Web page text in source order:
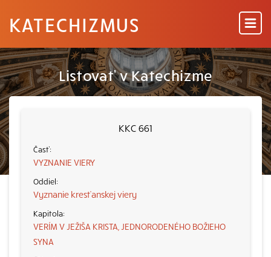
KATECHIZMUS
Listovať v Katechizme
KKC 661
VYZNANIE VIERY
Vyznanie kresťanskej viery
VERÍM V JEŽIŠA KRISTA, JEDNORODENÉHO BOŽIEHO
SYNA